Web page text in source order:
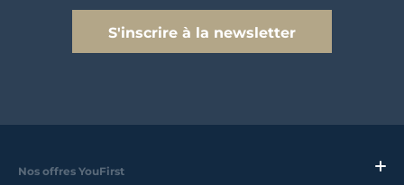
S'inscrire à la newsletter
Nos offres YouFirst